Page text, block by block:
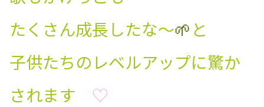
たくさん成長したな～🌱 と
子供たちのレベルアップに驚か
されます ♡